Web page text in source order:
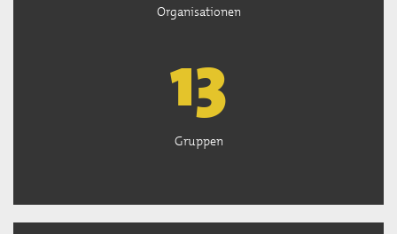
Organisationen
13
Gruppen